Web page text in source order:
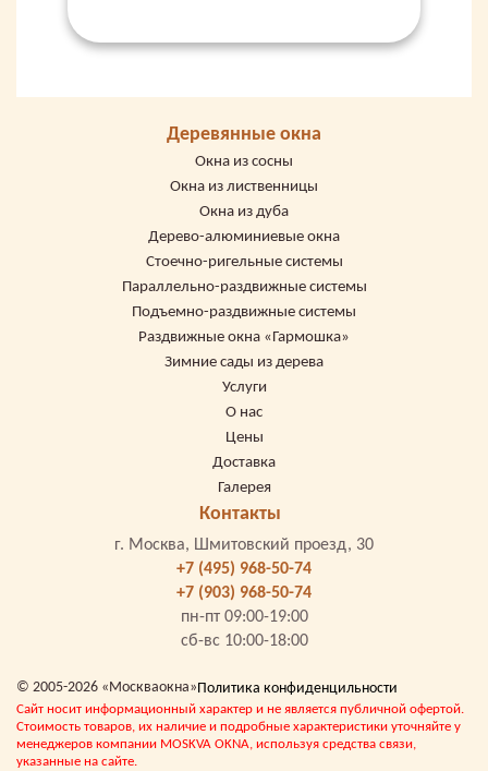
Деревянные окна
Окна из сосны
Окна из лиственницы
Окна из дуба
Дерево-алюминиевые окна
Стоечно-ригельные системы
Параллельно-раздвижные системы
Подъемно-раздвижные системы
Раздвижные окна «Гармошка»
Зимние сады из дерева
Услуги
О нас
Цены
Доставка
Галерея
Контакты
г. Москва, Шмитовский проезд, 30
+7 (495) 968-50-74
+7 (903) 968-50-74
пн-пт 09:00-19:00
сб-вс 10:00-18:00
© 2005-2026 «Москваокна»Политика конфиденцильности
Сайт носит информационный характер и не является публичной офертой.
Стоимость товаров, их наличие и подробные характеристики уточняйте у
менеджеров компании MOSKVA OKNA, используя средства связи,
указанные на сайте.